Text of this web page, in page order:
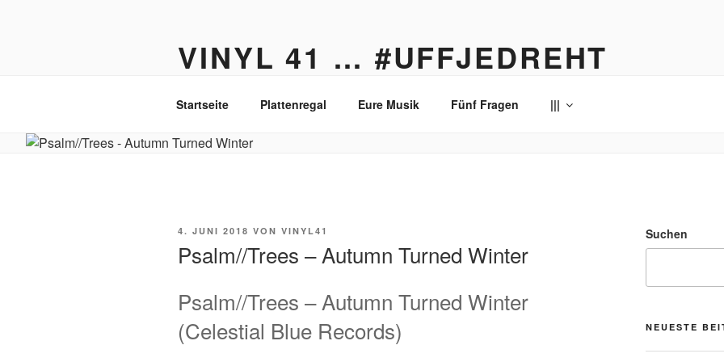
VINYL 41 … #UFFJEDREHT
Startseite Plattenregal Eure Musik Fünf Fragen |||
VERÖFFENTLICHT
4. JUNI 2018 VON VINYL41
Psalm//Trees – Autumn Turned Winter
Psalm//Trees – Autumn Turned Winter
(Celestial Blue Records)
Suchen
NEUESTE